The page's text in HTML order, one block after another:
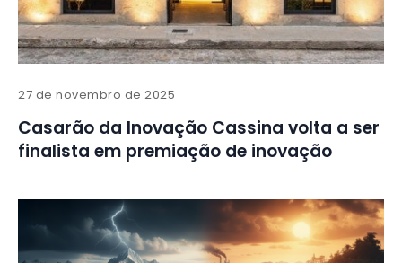
27 de novembro de 2025
Casarão da Inovação Cassina volta a ser
finalista em premiação de inovação